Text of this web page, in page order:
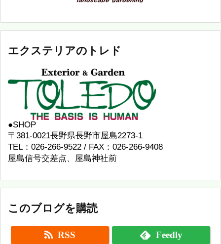
エクステリアのトレド
●SHOP
〒381-0021長野県長野市屋島2273-1
TEL：026-266-9522 / FAX：026-266-9408
屋島信号交差点、屋島神社前
このブログを購読
RSS Feedly